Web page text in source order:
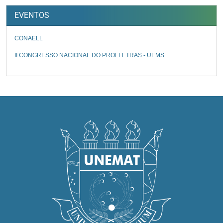
EVENTOS
CONAELL
II CONGRESSO NACIONAL DO PROFLETRAS - UEMS